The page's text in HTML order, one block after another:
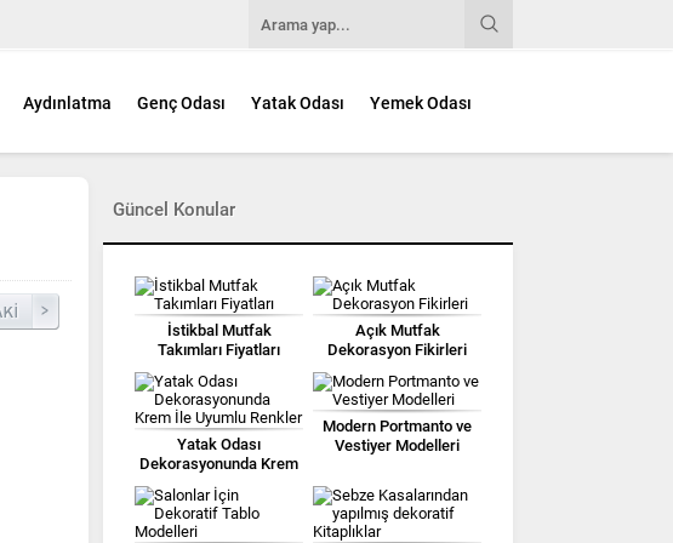
Aydınlatma Genç Odası Yatak Odası Yemek Odası
Güncel Konular
İstikbal Mutfak
Takımları Fiyatları
Açık Mutfak
Dekorasyon Fikirleri
Yatak Odası
Dekorasyonunda Krem
İle Uyumlu Renkler
Modern Portmanto ve
Vestiyer Modelleri